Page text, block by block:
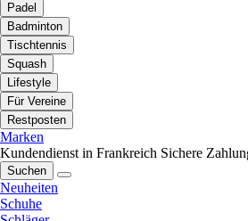
Padel
Badminton
Tischtennis
Squash
Lifestyle
Für Vereine
Restposten
Marken
Kundendienst in Frankreich Sichere
Suchen
Neuheiten
Schuhe